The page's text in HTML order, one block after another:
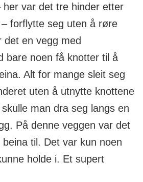
her var det tre hinder etter
forflytte seg uten å røre
det en vegg med
bare noen få knotter til å
Alt for mange sleit seg
uten å utnytte knottene
man dra seg langs en
På denne veggen var det
til. Det var kun noen
holde i. Et supert